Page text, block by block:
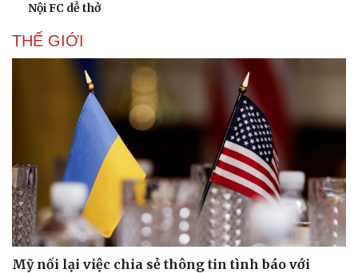
Sân khấu - Điện ảnh
Di sản
Nghệ sĩ
Thời trang
Sao Việt
Nội FC dễ thở
THẾ GIỚI
Mỹ nối lại việc chia sẻ thông tin tình báo với